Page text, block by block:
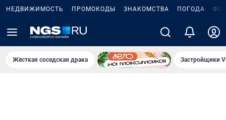
НЕДВИЖИМОСТЬ ПРОМОКОДЫ ЗНАКОМСТВА ПОГОДА
Жёсткая соседская драка Застройщики